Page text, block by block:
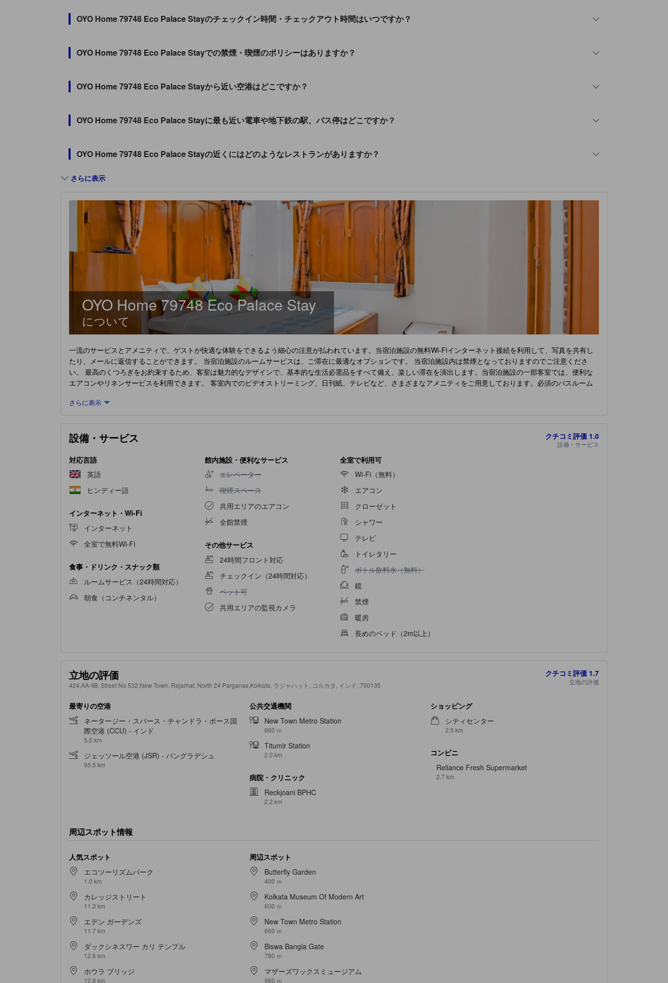
OYO Home 79748 Eco Palace Stayのチェックイン時間・チェックアウト時間はいつですか？
OYO Home 79748 Eco Palace Stayでの禁煙・喫煙のポリシーはありますか？
OYO Home 79748 Eco Palace Stayから近い空港はどこですか？
OYO Home 79748 Eco Palace Stayに最も近い電車や地下鉄の駅、バス停はどこですか？
OYO Home 79748 Eco Palace Stayの近くにはどのようなレストランがありますか？
さらに表示
OYO Home 79748 Eco Palace Stay
について
一流のサービスとアメニティで、ゲストが快適な体験をできるよう細心の注意が払われています。当宿泊施設の無料Wi-Fiインターネット接続を利用して、写真を共有し
たり、メールに返信することができます。 当宿泊施設のルームサービスは、ご滞在に最適なオプションです。 当宿泊施設内は禁煙となっておりますのでご注意くださ
い。 最高のくつろぎをお約束するため、客室は魅力的なデザインで、基本的な生活必需品をすべて備え、楽しい滞在を演出します。当宿泊施設の一部客室では、便利な
エアコンやリネンサービスを利用できます。 客室内でのビデオストリーミング、日刊紙、テレビなど、さまざまなアメニティをご用意しております。必須のバスルーム
Home 79748 Eco Palace Stay
さらに表示
設備・サービス クチコミ評価 1.0
設備・サービス
対応言語
英語
ヒンディー語
インターネット・Wi-Fi
インターネット
全室で無料Wi-Fi
食事・ドリンク・スナック類
ルームサービス（24時間対応）
朝食（コンチネンタル）
館内施設・便利なサービス
エレベーター不可
エレベーター
喫煙スペース不可
喫煙スペース
共用エリアのエアコン
全館禁煙
その他サービス
24時間フロント対応
チェックイン（24時間対応）
ペット可不可
ペット可
共用エリアの監視カメラ
全室で利用可
Wi-Fi（無料）
エアコン
クローゼット
シャワー
テレビ
トイレタリー
ボトル飲料水（無料）不可
ボトル飲料水（無料）
鏡
禁煙
暖房
長めのベッド（2m以上）
立地の評価
424,AA-IIB, Street No 532,New Town, Rajarhat, North 24 Parganas,Kolkata, ラジャハット, コルカタ, インド, 700135
クチコミ評価 1.7
立地の評価
最寄りの空港
ネータージー・スバース・チャンドラ・ボース国
際空港 (CCU) - インド
5.5 km
ジェッソール空港 (JSR) - バングラデシュ
95.5 km
公共交通機関
New Town Metro Station
660 ｍ
Titumir Station
2.0 km
病院・クリニック
Reckjoani BPHC
2.2 km
ショッピング
シティセンター
2.5 km
コンビニ
Reliance Fresh Supermarket
2.7 km
周辺スポット情報
人気スポット
エコツーリズムパーク
1.0 km
カレッジストリート
11.3 km
エデン ガーデンズ
11.7 km
ダックシネスワー カリ テンプル
12.6 km
ホウラ ブリッジ
12.8 km
周辺スポット
Butterfly Garden
400 ｍ
Kolkata Museum Of Modern Art
600 ｍ
New Town Metro Station
660 ｍ
Biswa Bangla Gate
780 ｍ
マザーズワックスミュージアム
960 ｍ